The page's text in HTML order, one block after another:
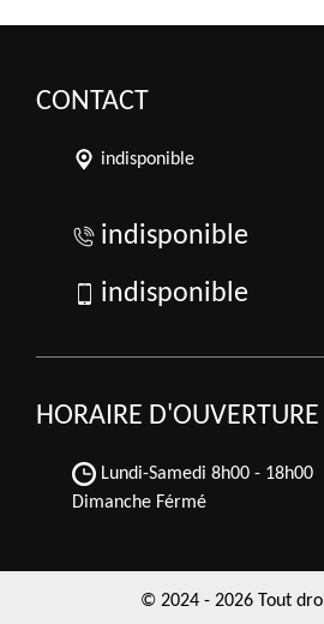
CONTACT
indisponible
indisponible
indisponible
HORAIRE D'OUVERTURE
Lundi-Samedi 8h00 - 18h00
Dimanche Férmé
© 2024 - 2026 Tout